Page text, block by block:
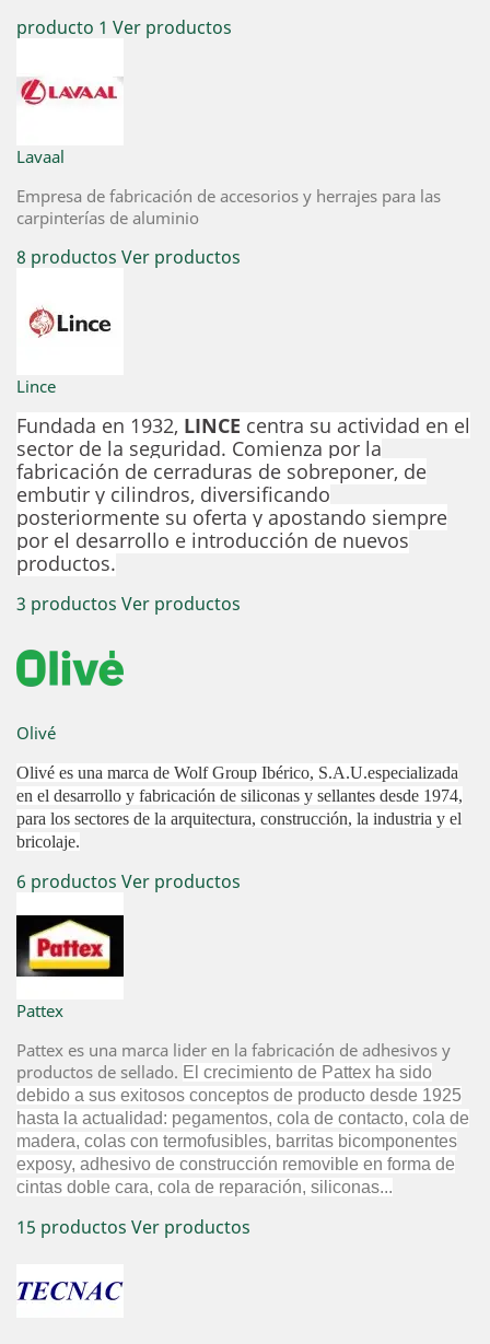
producto 1 Ver productos
Lavaal
Empresa de fabricación de accesorios y herrajes para las
carpinterías de aluminio
8 productos Ver productos
Lince
Fundada en 1932, LINCE centra su actividad en el
sector de la seguridad. Comienza por la
fabricación de cerraduras de sobreponer, de
embutir y cilindros, diversificando
posteriormente su oferta y apostando siempre
por el desarrollo e introducción de nuevos
productos.
3 productos Ver productos
Olivé
Olivé es una marca de Wolf Group Ibérico, S.A.U.especializada
en el desarrollo y fabricación de siliconas y sellantes desde 1974,
para los sectores de la arquitectura, construcción, la industria y el
bricolaje.
6 productos Ver productos
Pattex
Pattex es una marca lider en la fabricación de adhesivos y
productos de sellado. El crecimiento de Pattex ha sido
debido a sus exitosos conceptos de producto desde 1925
hasta la actualidad: pegamentos, cola de contacto, cola de
madera, colas con termofusibles, barritas bicomponentes
exposy, adhesivo de construcción removible en forma de
cintas doble cara, cola de reparación, siliconas...
15 productos Ver productos